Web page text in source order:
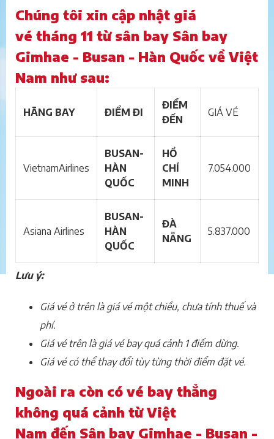
Chúng tôi xin cập nhật giá
vé tháng 11 từ sân bay Sân bay
Gimhae - Busan - Hàn Quốc về Việt
Nam như sau:
HÃNG BAY ĐIỂM ĐI
ĐIỂM
ĐẾN
GIÁ VÉ
VietnamAirlines
BUSAN-
HÀN
QUỐC
HỒ
CHÍ
MINH
7.054.000
Asiana Airlines
BUSAN-
HÀN
QUỐC
ĐÀ
NẴNG
5.837.000
Lưu ý:
Giá vé ở trên là giá vé một chiều, chưa tính thuế và
phí.
Giá vé trên là giá vé bay quá cảnh 1 điểm dừng.
Giá vé có thể thay đổi tùy từng thời điểm đặt vé.
Ngoài ra còn có vé bay thẳng
không quá cảnh từ Việt
Nam đến Sân bay Gimhae - Busan -